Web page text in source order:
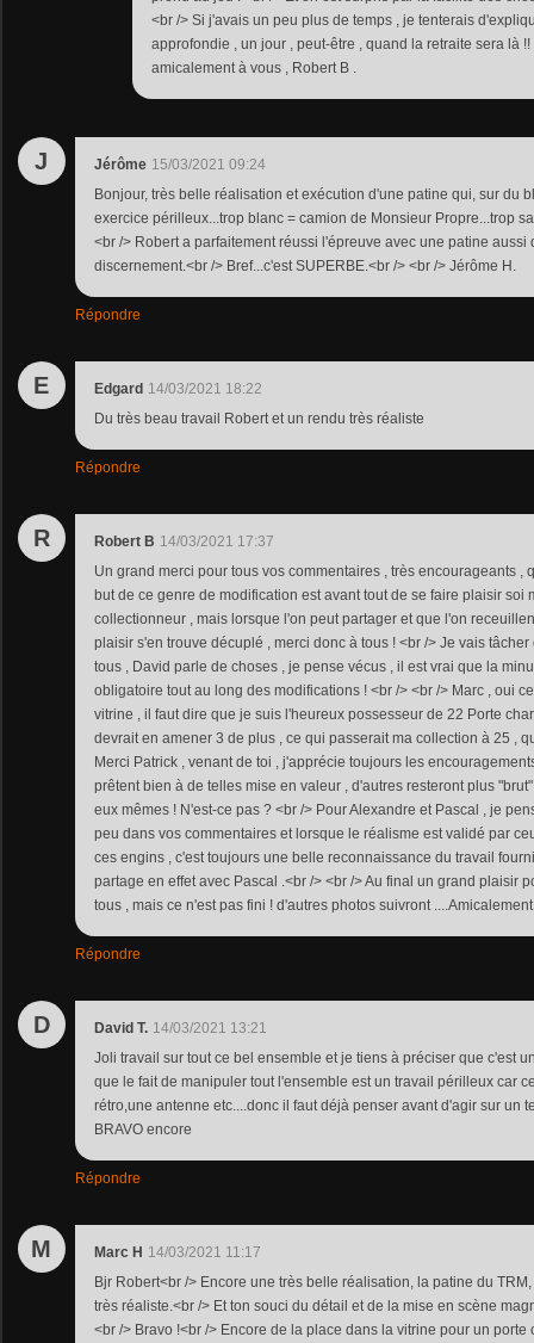
<br /> Si j'avais un peu plus de temps , je tenterais
approfondie , un jour , peut-être , quand la retraite sera là
amicalement à vous , Robert B .
J Jérôme 15/03/2021 09:24
Bonjour, très belle réalisation et exécution d'une patine qui, sur du
exercice périlleux...trop blanc = camion de Monsieur Propre...trop
<br /> Robert a parfaitement réussi l'épreuve avec une patine aussi
discernement.<br /> Bref...c'est SUPERBE.<br /> <br /> Jérôme H.
Répondre
E Edgard 14/03/2021 18:22
Du très beau travail Robert et un rendu très réaliste
Répondre
R Robert B 14/03/2021 17:37
Un grand merci pour tous vos commentaires , très encourageants ,
but de ce genre de modification est avant tout de se faire plaisir soi
collectionneur , mais lorsque l'on peut partager et que l'on
plaisir s'en trouve décuplé , merci donc à tous ! <br /> Je vais
tous , David parle de choses , je pense vécus , il est vrai que la
obligatoire tout au long des modifications ! <br /> <br /> Marc , oui
vitrine , il faut dire que je suis l'heureux possesseur de 22 Porte
devrait en amener 3 de plus , ce qui passerait ma collection à 25 ,
Merci Patrick , venant de toi , j'apprécie toujours les
prêtent bien à de telles mise en valeur , d'autres resteront plus
eux mêmes ! N'est-ce pas ? <br /> Pour Alexandre et Pascal , je
peu dans vos commentaires et lorsque le réalisme est validé par
ces engins , c'est toujours une belle reconnaissance du travail
partage en effet avec Pascal .<br /> <br /> Au final un grand plaisir
tous , mais ce n'est pas fini ! d'autres photos suivront
Répondre
D David T. 14/03/2021 13:21
Joli travail sur tout ce bel ensemble et je tiens à préciser que c'est
que le fait de manipuler tout l'ensemble est un travail périlleux car
rétro,une antenne etc....donc il faut déjà penser avant d'agir sur un
BRAVO encore
Répondre
M Marc H 14/03/2021 11:17
Bjr Robert<br /> Encore une très belle réalisation, la patine du
très réaliste.<br /> Et ton souci du détail et de la mise en scène
<br /> Bravo !<br /> Encore de la place dans la vitrine pour un